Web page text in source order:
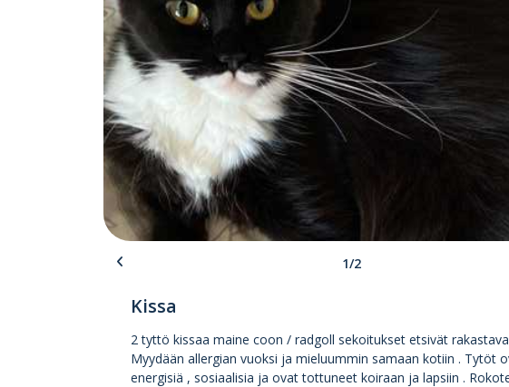
1/2
Kissa
2 tyttö kissaa maine coon / radgoll sekoitukset etsivät
Myydään allergian vuoksi ja mieluummin samaan kotiin . Tytöt
energisiä , sosiaalisia ja ovat tottuneet koiraan ja lapsiin .